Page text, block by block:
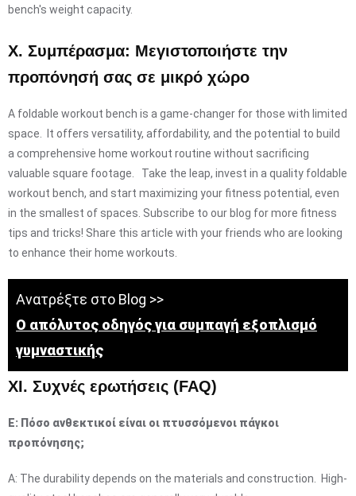
bench's weight capacity.
X. Συμπέρασμα: Μεγιστοποιήστε την
προπόνησή σας σε μικρό χώρο
A foldable workout bench is a game-changer for those with limited
space. It offers versatility, affordability, and the potential to build
a comprehensive home workout routine without sacrificing
valuable square footage. Take the leap, invest in a quality foldable
workout bench, and start maximizing your fitness potential, even
in the smallest of spaces. Subscribe to our blog for more fitness
tips and tricks! Share this article with your friends who are looking
to enhance their home workouts.
Ανατρέξτε στο Blog >>
Ο απόλυτος οδηγός για συμπαγή εξοπλισμό
γυμναστικής
XI. Συχνές ερωτήσεις (FAQ)
Ε: Πόσο ανθεκτικοί είναι οι πτυσσόμενοι πάγκοι
προπόνησης;
A: The durability depends on the materials and construction. High-